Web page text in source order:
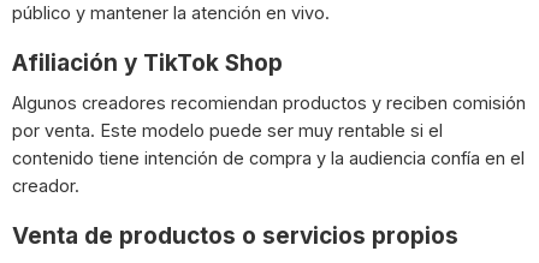
público y mantener la atención en vivo.
Afiliación y TikTok Shop
Algunos creadores recomiendan productos y reciben comisión
por venta. Este modelo puede ser muy rentable si el
contenido tiene intención de compra y la audiencia confía en el
creador.
Venta de productos o servicios propios